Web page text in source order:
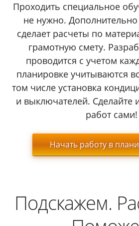
Проходить специальное
не нужно.
сделает расчеты по
грамотную смету.
проводится с учетом
планировке учитываются
том числе установка
и выключателей. Сделайте
работ сами!
Начать работу в
Подскажем.